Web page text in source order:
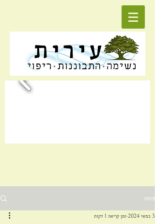
פוסט
3 במאי 2024 זמן קריאה 1 דקות